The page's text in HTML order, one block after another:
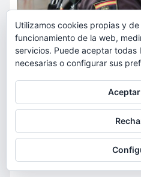
La Policía
Utilizamos cookies propias y
funcionamiento de la web,
servicios. Puede aceptar todas
necesarias o configurar sus
Para obtener más información,